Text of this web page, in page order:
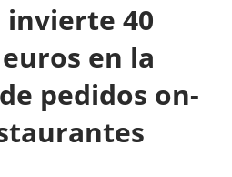
invierte 40
en la
pedidos on-